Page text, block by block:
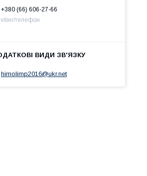
+380 (66) 606-27-66
viber/телефон
himolimp2016@ukr.net